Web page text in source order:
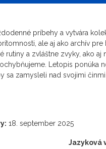
príbehy a vytvára
ale aj ako archív
rutiny a zvláštne zvyky, ako aj
Letopis ponúka
sa zamysleli nad svojimi
18. september 2025
Jazyková